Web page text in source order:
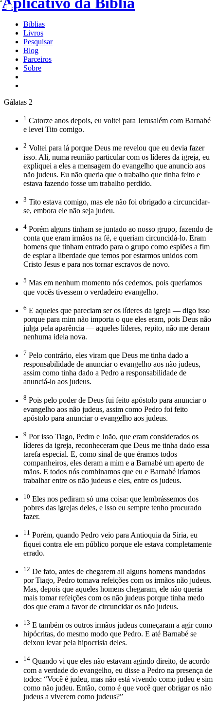
Bíblias
Livros
Pesquisar
Blog
Parceiros
Sobre
Gálatas 2
1 Catorze anos depois, eu voltei para Jerusalém com Barnabé
e levei Tito comigo.
2 Voltei para lá porque Deus me revelou que eu devia fazer
isso. Ali, numa reunião particular com os líderes da igreja, eu
expliquei a eles a mensagem do evangelho que anuncio aos
não judeus. Eu não queria que o trabalho que tinha feito e
estava fazendo fosse um trabalho perdido.
3 Tito estava comigo, mas ele não foi obrigado a circuncidar-
se, embora ele não seja judeu.
4 Porém alguns tinham se juntado ao nosso grupo, fazendo de
conta que eram irmãos na fé, e queriam circuncidá-lo. Eram
homens que tinham entrado para o grupo como espiões a fim
de espiar a liberdade que temos por estarmos unidos com
Cristo Jesus e para nos tornar escravos de novo.
5 Mas em nenhum momento nós cedemos, pois queríamos
que vocês tivessem o verdadeiro evangelho.
6 E aqueles que pareciam ser os líderes da igreja — digo isso
porque para mim não importa o que eles eram, pois Deus não
julga pela aparência — aqueles líderes, repito, não me deram
nenhuma ideia nova.
7 Pelo contrário, eles viram que Deus me tinha dado a
responsabilidade de anunciar o evangelho aos não judeus,
assim como tinha dado a Pedro a responsabilidade de
anunciá-lo aos judeus.
8 Pois pelo poder de Deus fui feito apóstolo para anunciar o
evangelho aos não judeus, assim como Pedro foi feito
apóstolo para anunciar o evangelho aos judeus.
9 Por isso Tiago, Pedro e João, que eram considerados os
líderes da igreja, reconheceram que Deus me tinha dado essa
tarefa especial. E, como sinal de que éramos todos
companheiros, eles deram a mim e a Barnabé um aperto de
mãos. E todos nós combinamos que eu e Barnabé iríamos
trabalhar entre os não judeus e eles, entre os judeus.
10 Eles nos pediram só uma coisa: que lembrássemos dos
pobres das igrejas deles, e isso eu sempre tenho procurado
fazer.
11 Porém, quando Pedro veio para Antioquia da Síria, eu
fiquei contra ele em público porque ele estava completamente
errado.
12 De fato, antes de chegarem ali alguns homens mandados
por Tiago, Pedro tomava refeições com os irmãos não judeus.
Mas, depois que aqueles homens chegaram, ele não queria
mais tomar refeições com os não judeus porque tinha medo
dos que eram a favor de circuncidar os não judeus.
13 E também os outros irmãos judeus começaram a agir como
hipócritas, do mesmo modo que Pedro. E até Barnabé se
deixou levar pela hipocrisia deles.
14 Quando vi que eles não estavam agindo direito, de acordo
com a verdade do evangelho, eu disse a Pedro na presença de
todos: “Você é judeu, mas não está vivendo como judeu e sim
como não judeu. Então, como é que você quer obrigar os não
judeus a viverem como judeus?”